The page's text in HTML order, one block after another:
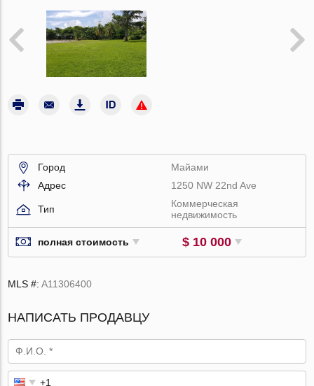
Город
Майами
Адрес
1250 NW 22nd Ave
Тип
Коммерческая
недвижимость
полная стоимость $ 10 000
MLS #:A11306400
НАПИСАТЬ ПРОДАВЦУ